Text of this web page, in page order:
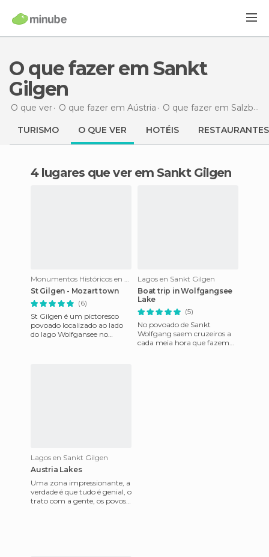
O que fazer em Sankt
Gilgen
O que ver O que fazer em Aústria O que fazer em Salzburgo
TURISMO O QUE VER HOTÉIS RESTAURANTES
4 lugares que ver em Sankt Gilgen
Monumentos Históricos en Sankt Gilgen
St Gilgen - Mozart town
(6)
St Gilgen é um pictoresco
povoado localizado ao lado
do lago Wolfgansee no
Lagos en Sankt Gilgen
Boat trip in Wolfgangsee
Lake
(5)
No povoado de Sankt
Wolfgang saem cruzeiros a
cada meia hora que fazem
Lagos en Sankt Gilgen
Austria Lakes
Uma zona impressionante, a
verdade é que tudo é genial, o
trato com a gente, os povos